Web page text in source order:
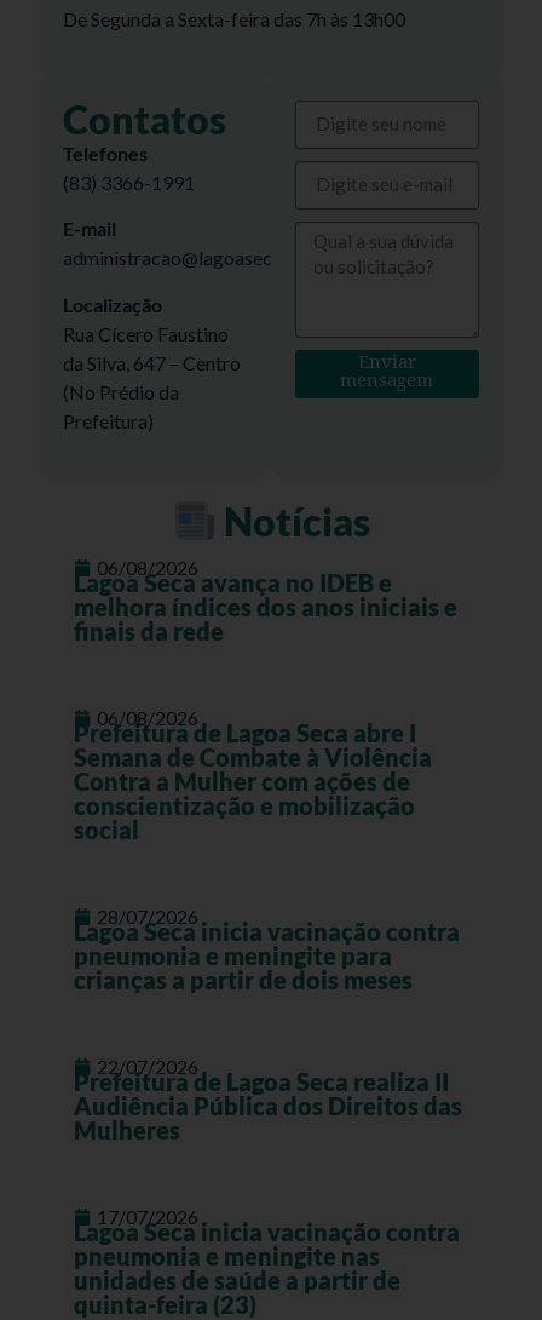
Notícias
06/08/2026
Lagoa Seca avança no IDEB e
melhora índices dos anos iniciais e
finais da rede
06/08/2026
Prefeitura de Lagoa Seca abre I
Semana de Combate à Violência
Contra a Mulher com ações de
conscientização e mobilização
social
28/07/2026
Lagoa Seca inicia vacinação contra
pneumonia e meningite para
crianças a partir de dois meses
22/07/2026
Prefeitura de Lagoa Seca realiza II
Audiência Pública dos Direitos das
Mulheres
17/07/2026
Lagoa Seca inicia vacinação contra
pneumonia e meningite nas
unidades de saúde a partir de
quinta-feira (23)
De Segunda a Sexta-feira das 7h às 13h00
Contatos
Telefones
(83) 3366-1991
E-mail
administracao@lagoaseca.pb.gov.br
Localização
Rua Cícero Faustino
da Silva, 647 – Centro
(No Prédio da
Prefeitura)
Enviar
mensagem